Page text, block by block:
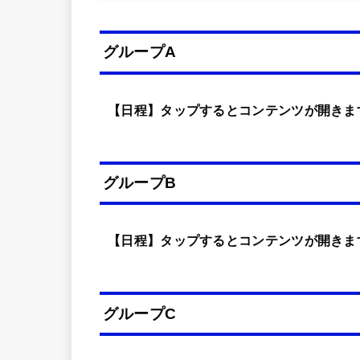
グループA
【日程】タップするとコンテンツが開きま
グループB
【日程】タップするとコンテンツが開きま
グループC